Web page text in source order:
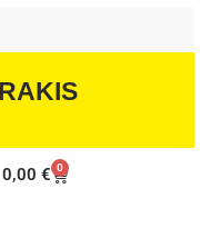
0,00€ 0
Cart